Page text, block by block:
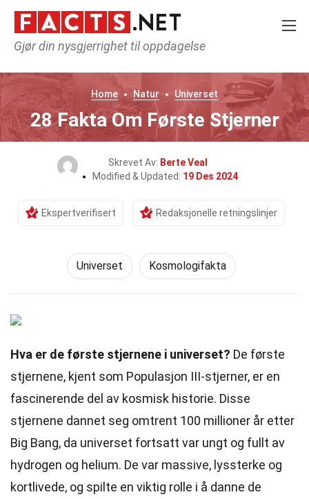
Gjør din nysgjerrighet til oppdagelse
Home Natur Universet
28 Fakta Om Første Stjerner
Skrevet Av: Berte Veal
Modified & Updated: 19 Des 2024
Ekspertverifisert Redaksjonelle retningslinjer
Universet Kosmologifakta
Hva er de første stjernene i universet? De første
stjernene, kjent som Populasjon III-stjerner, er en
fascinerende del av kosmisk historie. Disse
stjernene dannet seg omtrent 100 millioner år etter
Big Bang, da universet fortsatt var ungt og fullt av
hydrogen og helium. De var massive, lyssterke og
kortlivede, og spilte en viktig rolle i å danne de